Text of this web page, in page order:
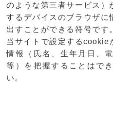
のような第三者サービス）
するデバイスのブラウザに
出すことができる符号です
当サイトで設定するcookie
情報（氏名、生年月日、
等）を把握することはで
い。